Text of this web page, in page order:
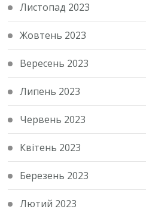
Листопад 2023
Жовтень 2023
Вересень 2023
Липень 2023
Червень 2023
Квітень 2023
Березень 2023
Лютий 2023